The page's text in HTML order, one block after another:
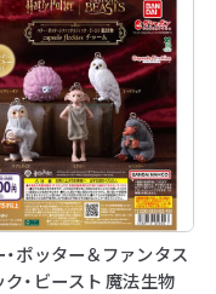
・ポッター＆ファンタス
ク・ビースト 魔法生物